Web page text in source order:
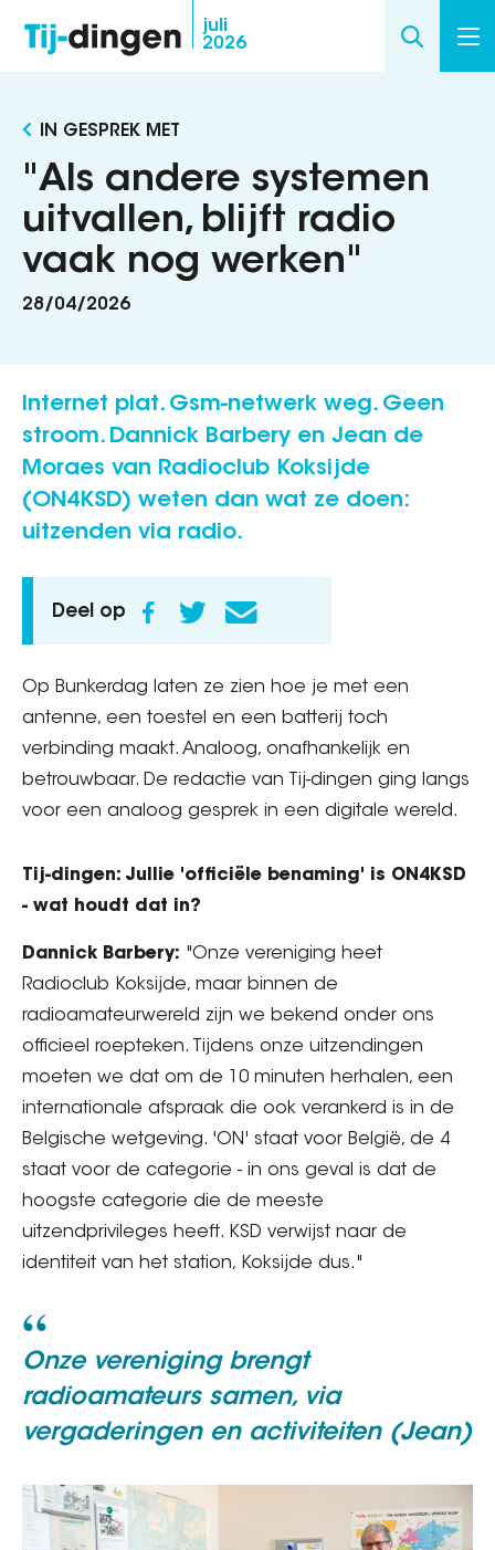
inhoud
gaan
juli
2026
IN GESPREK MET
"Als andere systemen
uitvallen, blijft radio
vaak nog werken"
28/04/2026
Internet plat. Gsm-netwerk weg. Geen
stroom. Dannick Barbery en Jean de
Moraes van Radioclub Koksijde
(ON4KSD) weten dan wat ze doen:
uitzenden via radio.
Deel op
Op Bunkerdag laten ze zien hoe je met een
antenne, een toestel en een batterij toch
verbinding maakt. Analoog, onafhankelijk en
betrouwbaar. De redactie van Tij-dingen ging langs
voor een analoog gesprek in een digitale wereld.
Tij-dingen: Jullie 'officiële benaming' is ON4KSD
- wat houdt dat in?
Dannick Barbery: "Onze vereniging heet
Radioclub Koksijde, maar binnen de
radioamateurwereld zijn we bekend onder ons
officieel roepteken. Tijdens onze uitzendingen
moeten we dat om de 10 minuten herhalen, een
internationale afspraak die ook verankerd is in de
Belgische wetgeving. 'ON' staat voor België, de 4
staat voor de categorie - in ons geval is dat de
hoogste categorie die de meeste
uitzendprivileges heeft. KSD verwijst naar de
identiteit van het station, Koksijde dus."
Onze vereniging brengt
radioamateurs samen, via
vergaderingen en activiteiten (Jean)